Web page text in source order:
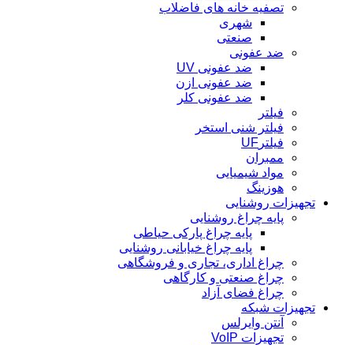
تصفیه خانه های فاضلاب
شهری
صنعتی
ضد عفونی
ضد عفونی UV
ضد عفونی ازن
ضد عفونی کلر
فیلتر
فیلتر شنی استخر
فیلترUF
ممبران
مواد شیمیایی
هوزینگ
تجهیزات روشنایی
پایه چراغ روشنایی
پایه چراغ پارکی حیاطی
پایه چراغ خیابانی روشنایی
چراغ اداری، تجاری و فروشگاهی
چراغ صنعتی و کارگاهی
چراغ فضای آزاد
تجهیزات شبکه
آنتن وایرلس
تجهیزات VoIP